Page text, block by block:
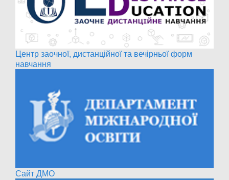
Центр заочної, дистанційної та вечірньої форм
навчання
Сайт ДМО